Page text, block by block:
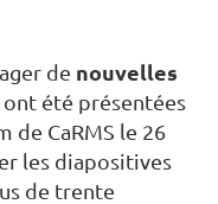
de nouvelles
été présentées
de CaRMS le 26
les diapositives
de trente